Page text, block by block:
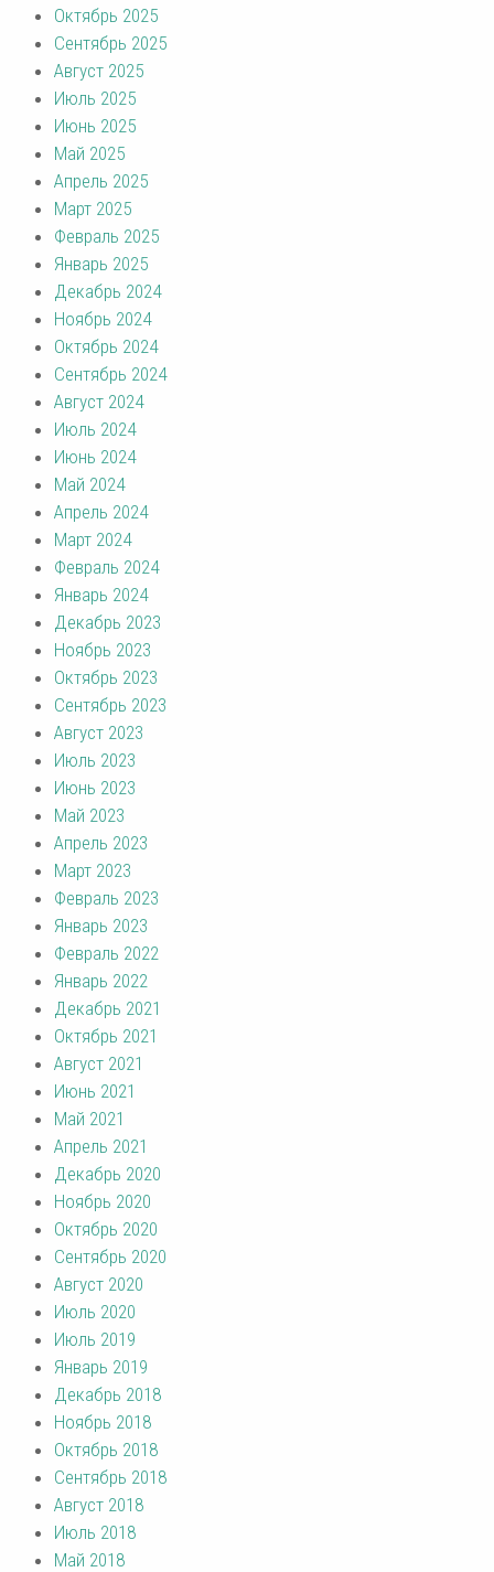
Октябрь 2025
Сентябрь 2025
Август 2025
Июль 2025
Июнь 2025
Май 2025
Апрель 2025
Март 2025
Февраль 2025
Январь 2025
Декабрь 2024
Ноябрь 2024
Октябрь 2024
Сентябрь 2024
Август 2024
Июль 2024
Июнь 2024
Май 2024
Апрель 2024
Март 2024
Февраль 2024
Январь 2024
Декабрь 2023
Ноябрь 2023
Октябрь 2023
Сентябрь 2023
Август 2023
Июль 2023
Июнь 2023
Май 2023
Апрель 2023
Март 2023
Февраль 2023
Январь 2023
Февраль 2022
Январь 2022
Декабрь 2021
Октябрь 2021
Август 2021
Июнь 2021
Май 2021
Апрель 2021
Декабрь 2020
Ноябрь 2020
Октябрь 2020
Сентябрь 2020
Август 2020
Июль 2020
Июль 2019
Январь 2019
Декабрь 2018
Ноябрь 2018
Октябрь 2018
Сентябрь 2018
Август 2018
Июль 2018
Май 2018